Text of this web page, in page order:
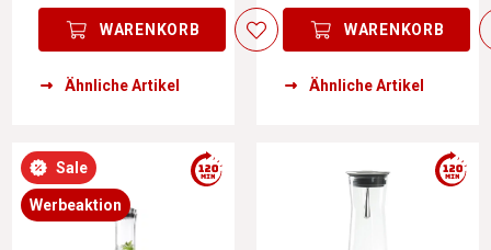
WARENKORB
Ähnliche Artikel
WARENKORB
Ähnliche Artikel
Sale
Werbeaktion